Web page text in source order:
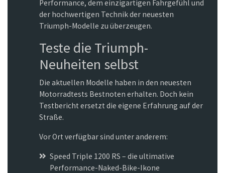
Performance, dem einzigartigen Fahrgefühl und
der hochwertigen Technik der neuesten
Triumph-Modelle zu überzeugen.
Teste die Triumph-
Neuheiten selbst
Die aktuellen Modelle haben in den neuesten
Motorradtests Bestnoten erhalten. Doch kein
Testbericht ersetzt die eigene Erfahrung auf der
Straße.
Vor Ort verfügbar sind unter anderem:
Speed Triple 1200 RS – die ultimative
Performance-Naked-Bike-Ikone